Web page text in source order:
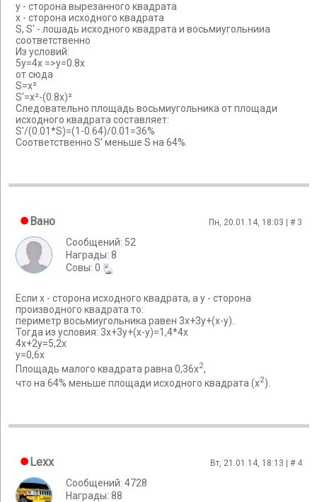
у - сторона вырезанного квадрата
х - сторона исходного квадрата
S, S' - лошадь исходного квадрата и восьмиугольнииа
соответственно
Из условий:
5у=4х =>у=0.8х
от сюда
S=x²
S'=x²-(0.8x)²
Следовательно площадь восьмиугольника от площади
исходного квадрата составляет:
S'/(0.01*S)=(1-0.64)/0.01=36%
Соответственно S' меньше S на 64%.
Вано Пн, 20.01.14, 18:03 | # 3
Сообщений: 52
Награды: 8
Cовы: 0
Если x - сторона исходного квадрата, а y - сторона
производного квадрата то:
периметр восьмиугольника равен 3x+3y+(x-y).
Тогда из условия: 3x+3y+(x-y)=1,4*4x
4x+2y=5,2x
y=0,6x
Площадь малого квадрата равна 0,36х2,
что на 64% меньше площади исходного квадрата (х2).
Lexx Вт, 21.01.14, 18:13 | # 4
Сообщений: 4728
Награды: 88